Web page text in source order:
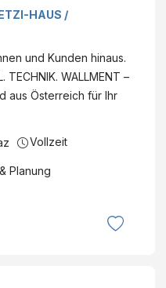
HAUS /
und Kunden hinaus.
TECHNIK. WALLMENT –
aus Österreich für Ihr
Vollzeit
Planung